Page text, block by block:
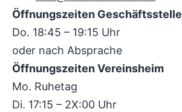
Öffnungszeiten Geschäftsstelle
Do. 18:45 – 19:15 Uhr
oder nach Absprache
Öffnungszeiten Vereinsheim
Mo. Ruhetag
Di. 17:15 – 2X:00 Uhr